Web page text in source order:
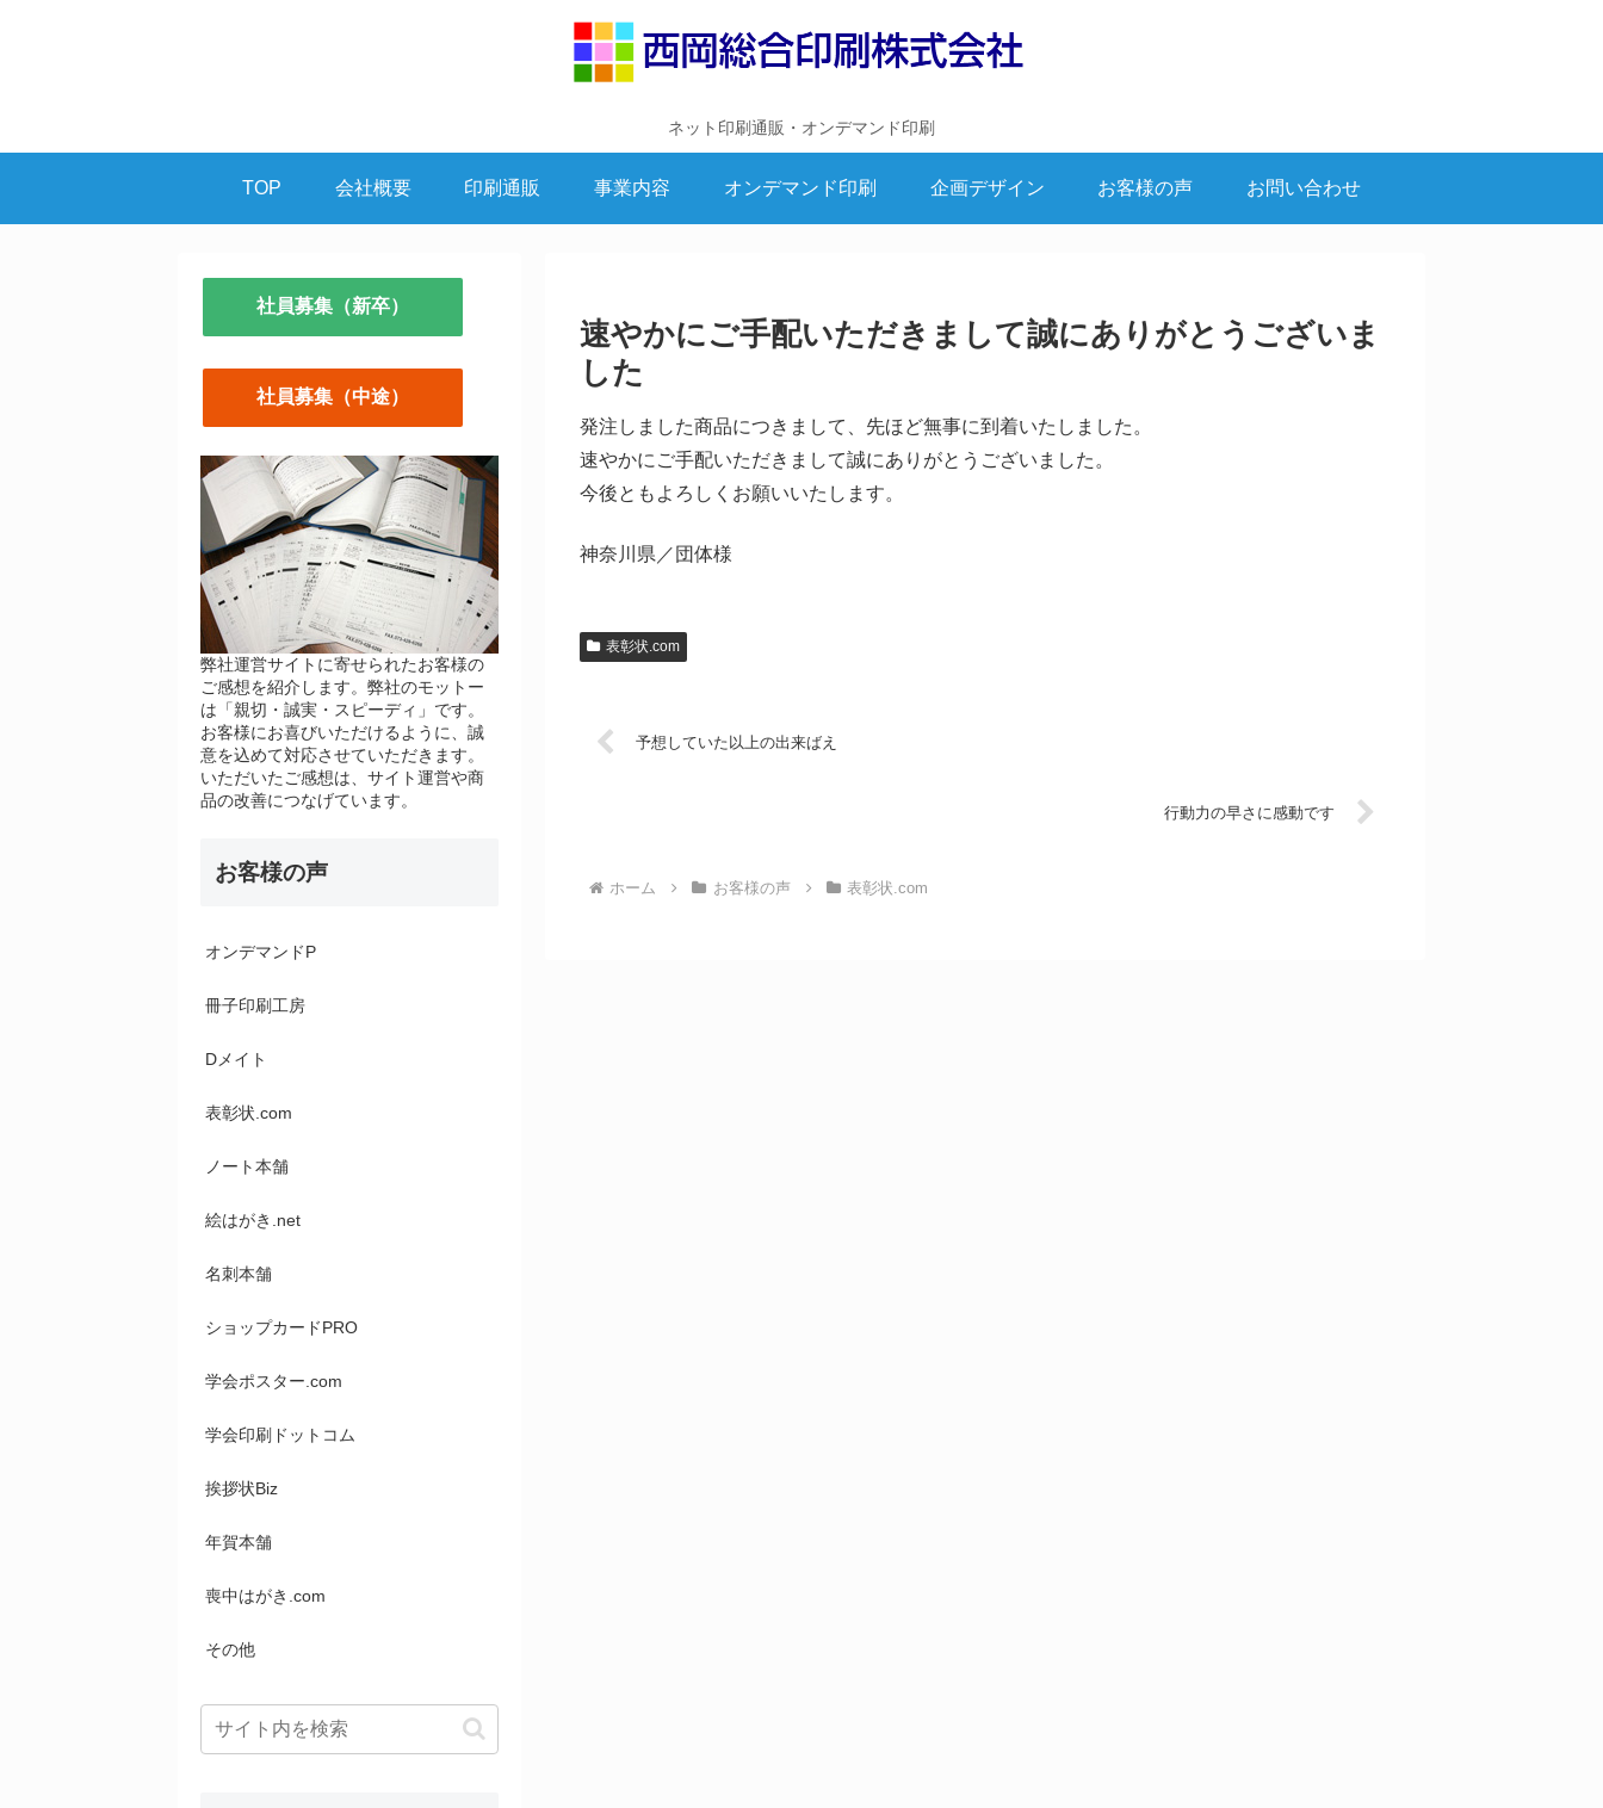
ネット印刷通販・オンデマンド印刷
TOP 会社概要 印刷通販 事業内容 オンデマンド印刷 企画デザイン お客様の声 お問い合わせ
速やかにご手配いただきまして誠にありがとうございま
した
発注しました商品につきまして、先ほど無事に到着いたしました。
速やかにご手配いただきまして誠にありがとうございました。
今後ともよろしくお願いいたします。
神奈川県／団体様
表彰状.com
予想していた以上の出来ばえ
行動力の早さに感動です
ホーム お客様の声 表彰状.com
社員募集（新卒）
社員募集（中途）
弊社運営サイトに寄せられたお客様の
ご感想を紹介します。弊社のモットー
は「親切・誠実・スピーディ」です。
お客様にお喜びいただけるように、誠
意を込めて対応させていただきます。
いただいたご感想は、サイト運営や商
品の改善につなげています。
お客様の声
オンデマンドP
冊子印刷工房
Dメイト
表彰状.com
ノート本舗
絵はがき.net
名刺本舗
ショップカードPRO
学会ポスター.com
学会印刷ドットコム
挨拶状Biz
年賀本舗
喪中はがき.com
その他